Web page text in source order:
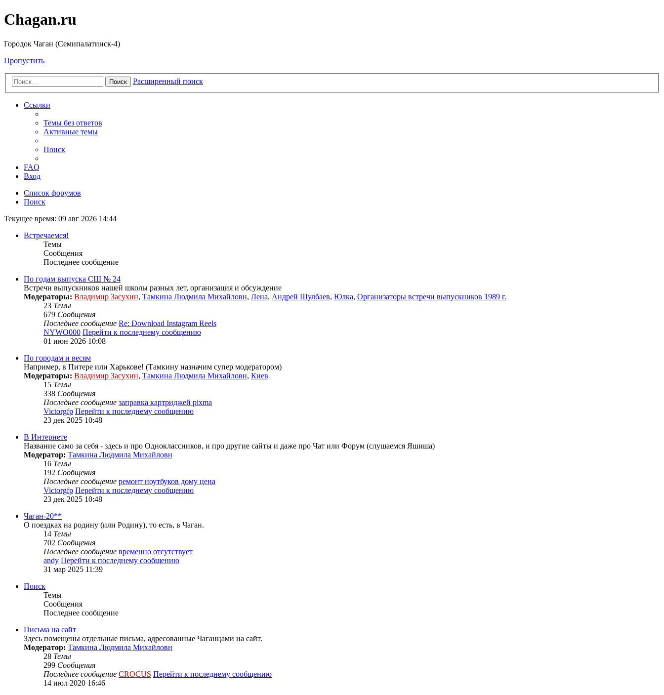
Chagan.ru
Городок Чаган (Семипалатинск-4)
Пропустить
Поиск Расширенный поиск
Ссылки
Темы без ответов
Активные темы
Поиск
FAQ
Вход
Список форумов
Поиск
Текущее время: 09 авг 2026 14:44
Встречаемся!
Темы
Сообщения
Последнее сообщение
По годам выпуска СШ № 24
Встречи выпускников нашей школы разных лет, организация и обсуждение
Модераторы: Владимир Засухин, Тамкина Людмила Михайловн, Лена, Андрей Шулбаев, Юлка, Организаторы встречи выпускников 1989 г.
23 Темы
679 Сообщения
Последнее сообщение Re: Download Instagram Reels
NYWO000 Перейти к последнему сообщению
01 июн 2026 10:08
По городам и весям
Например, в Питере или Харькове! (Тамкину назначим супер модератором)
Модераторы: Владимир Засухин, Тамкина Людмила Михайловн, Киев
15 Темы
338 Сообщения
Последнее сообщение заправка картриджей pixma
Victorgfp Перейти к последнему сообщению
23 дек 2025 10:48
В Интернете
Название само за себя - здесь и про Одноклассников, и про другие сайты и даже про Чат или Форум (слушаемся Яшиша)
Модератор: Тамкина Людмила Михайловн
16 Темы
192 Сообщения
Последнее сообщение ремонт ноутбуков дому цена
Victorgfp Перейти к последнему сообщению
23 дек 2025 10:48
Чаган-20**
О поездках на родину (или Родину), то есть, в Чаган.
14 Темы
702 Сообщения
Последнее сообщение временно отсутствует
andy Перейти к последнему сообщению
31 мар 2025 11:39
Поиск
Темы
Сообщения
Последнее сообщение
Письма на сайт
Здесь помещены отдельные письма, адресованные Чаганцами на сайт.
Модератор: Тамкина Людмила Михайловн
28 Темы
299 Сообщения
Последнее сообщение CROCUS Перейти к последнему сообщению
14 июл 2020 16:46